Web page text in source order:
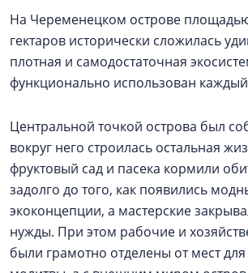
На Череменецком острове
гектаров исторически сложилась
плотная и самодостаточная
функционально использован
Центральной точкой острова был
вокруг него строилась остальная
фруктовый сад и пасека кормили
задолго до того, как появились
экоконцепции, а мастерские
нужды. При этом рабочие и
были грамотно отделены от мест